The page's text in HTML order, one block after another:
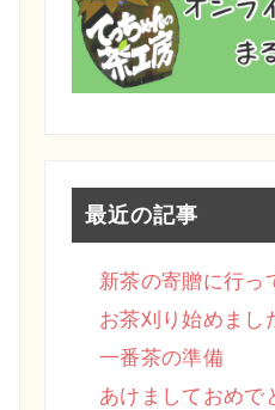
最近の記事
新茶の寄贈に行っ
お茶刈り始めまし
一番茶の準備
あけましておめで